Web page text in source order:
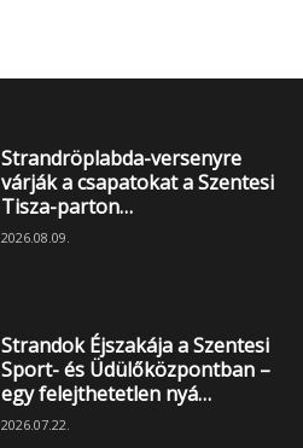
Strandröplabda-versenyre
várják a csapatokat a Szentesi
Tisza-parton…
2026.08.09.
Strandok Éjszakája a Szentesi
Sport- és Üdülőközpontban –
egy felejthetetlen nyá…
2026.07.22.